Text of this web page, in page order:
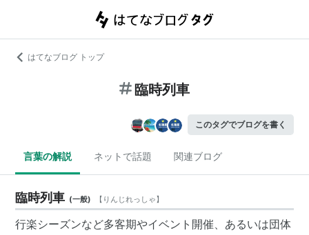
はてなブログ トップ
臨時列車
このタグでブログを書く
言葉の解説 ネットで話題 関連ブログ
臨時列車 (一般) 【 りんじれっしゃ】
行楽シーズンなど多客期やイベント開催、あるいは団体